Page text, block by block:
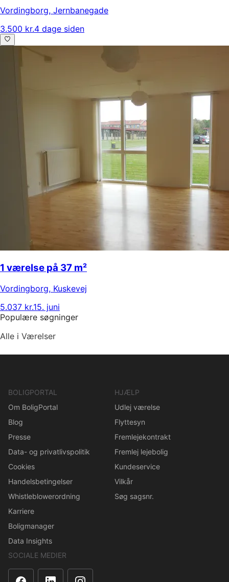
Vordingborg, Jernbanegade
3.500 kr.4 dage siden
1 værelse på 37 m²
Vordingborg, Kuskevej
5.037 kr.15. juni
Populære søgninger
Alle i Værelser
BOLIGPORTAL
Om BoligPortal
Blog
Presse
Data- og privatlivspolitik
Cookies
Handelsbetingelser
Whistleblowerordning
Karriere
Boligmanager
Data Insights
HJÆLP
Udlej værelse
Flyttesyn
Fremlejekontrakt
Fremlej lejebolig
Kundeservice
Vilkår
Søg sagsnr.
SOCIALE MEDIER